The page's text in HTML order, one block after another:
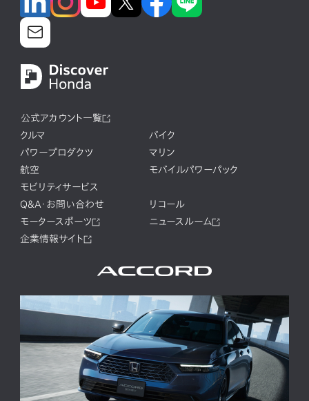
公式アカウント一覧
クルマ
バイク
パワープロダクツ
マリン
航空
モバイルパワーパック
モビリティサービス
Q&A・お問い合わせ
リコール
モータースポーツ
ニュースルーム
企業情報サイト